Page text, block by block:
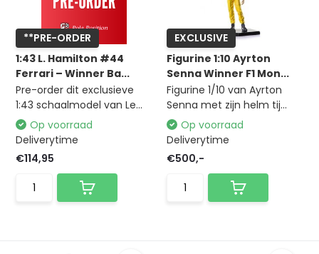
**PRE-ORDER
1:43 L. Hamilton #44
Ferrari – Winner Ba...
Pre-order dit exclusieve
1:43 schaalmodel van Le...
Op voorraad
Deliverytime
€114,95
EXCLUSIVE
Figurine 1:10 Ayrton
Senna Winner F1 Mon...
Figurine 1/10 van Ayrton
Senna met zijn helm tij...
Op voorraad
Deliverytime
€500,-